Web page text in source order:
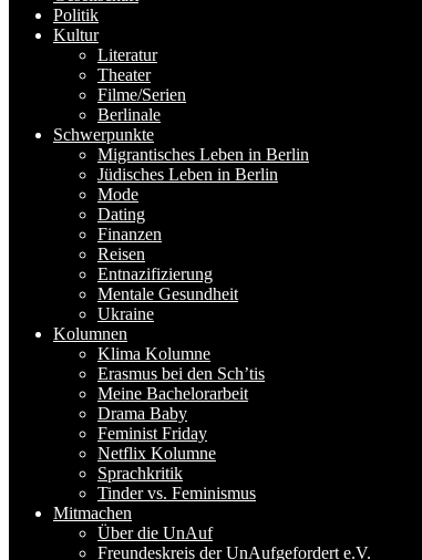
Politik
Kultur
Literatur
Theater
Filme/Serien
Berlinale
Schwerpunkte
Migrantisches Leben in Berlin
Jüdisches Leben in Berlin
Mode
Dating
Finanzen
Reisen
Entnazifizierung
Mentale Gesundheit
Ukraine
Kolumnen
Klima Kolumne
Erasmus bei den Sch’tis
Meine Bachelorarbeit
Drama Baby
Feminist Friday
Netflix Kolumne
Sprachkritik
Tinder vs. Feminismus
Mitmachen
Über die UnAuf
Freundeskreis der UnAufgefordert e.V.